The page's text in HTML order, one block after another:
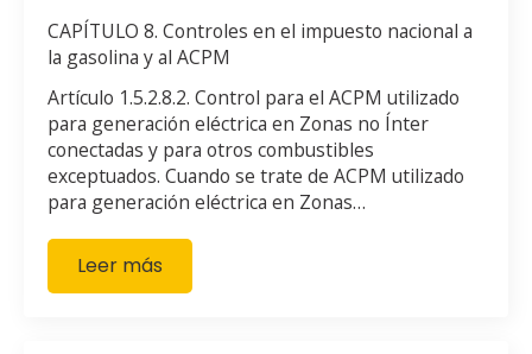
CAPÍTULO 8. Controles en el impuesto nacional a
la gasolina y al ACPM
Artículo 1.5.2.8.2. Control para el ACPM utilizado
para generación eléctrica en Zonas no Ínter
conectadas y para otros combustibles
exceptuados. Cuando se trate de ACPM utilizado
para generación eléctrica en Zonas…
Leer más